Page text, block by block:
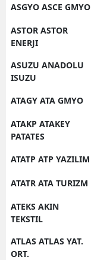
ASGYO ASCE GMYO
ASTOR ASTOR
ENERJI
ASUZU ANADOLU
ISUZU
ATAGY ATA GMYO
ATAKP ATAKEY
PATATES
ATATP ATP YAZILIM
ATATR ATA TURIZM
ATEKS AKIN
TEKSTIL
ATLAS ATLAS YAT.
ORT.